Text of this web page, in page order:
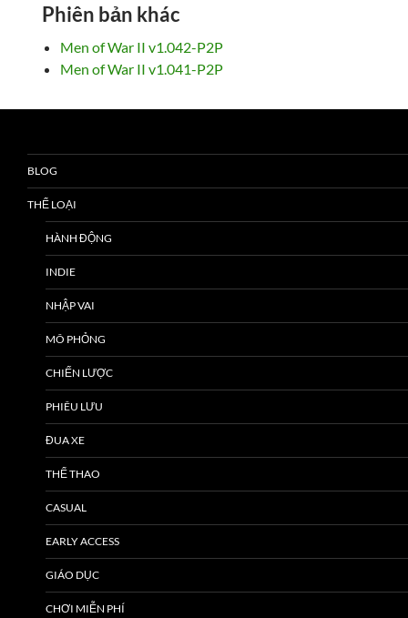
Phiên bản khác
Men of War II v1.042-P2P
Men of War II v1.041-P2P
BLOG
THỂ LOẠI
HÀNH ĐỘNG
INDIE
NHẬP VAI
MÔ PHỎNG
CHIẾN LƯỢC
PHIÊU LƯU
ĐUA XE
THỂ THAO
CASUAL
EARLY ACCESS
GIÁO DỤC
CHƠI MIỄN PHÍ